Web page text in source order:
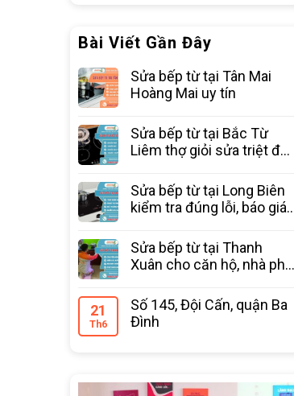
Bài Viết Gần Đây
Sửa bếp từ tại Tân Mai
Hoàng Mai uy tín
Sửa bếp từ tại Bắc Từ
Liêm thợ giỏi sửa triệt để
Sửa bếp từ tại Long Biên
kiểm tra đúng lỗi, báo giá
Sửa bếp từ tại Thanh
Xuân cho căn hộ, nhà phố
21
Th6
Số 145, Đội Cấn, quận Ba
Đình